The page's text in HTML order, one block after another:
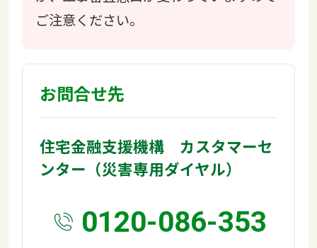
ご注意ください。
お問合せ先
住宅金融支援機構 カスタマーセ
ンター（災害専用ダイヤル）
0120-086-353